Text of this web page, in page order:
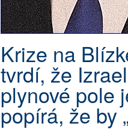
Krize na
tvrdí, že
plynové pole
popírá, že by